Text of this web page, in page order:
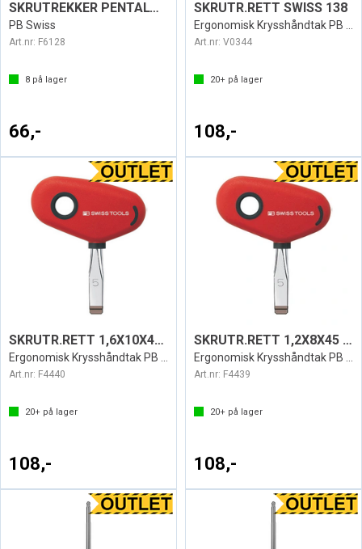
SKRUTREKKER PENTALOBE APPLE
PB Swiss
Art.nr: F6128
8 på lager
66,-
SKRUTR.RETT SWISS 138
Art.nr: V0344
20+ på lager
108,-
SKRUTR.RETT 1,6X10X45 SWISS 138
Art.nr: F4440
20+ på lager
108,-
SKRUTR.RETT 1,2X8X45 SWISS 138
Art.nr: F4439
20+ på lager
108,-